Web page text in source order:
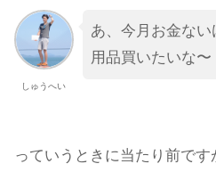
しゅうへい
あ、今月お金な
用品買いたいな〜
っていうときに当たり前で